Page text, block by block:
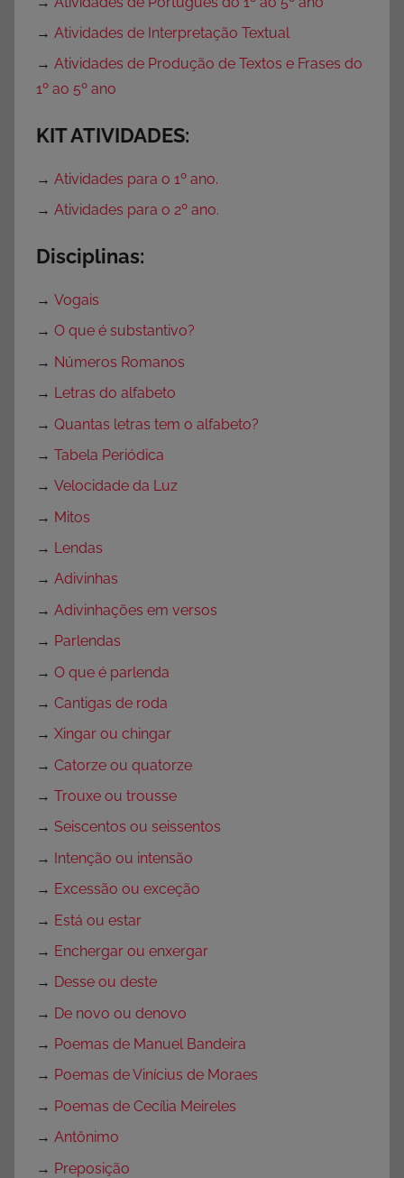
→ Atividades de Interpretação Textual
→ Atividades de Produção de Textos e Frases do
1º ao 5º ano
KIT ATIVIDADES:
→ Atividades para o 1º ano.
→ Atividades para o 2º ano.
Disciplinas:
→ Vogais
→ O que é substantivo?
→ Números Romanos
→ Letras do alfabeto
→ Quantas letras tem o alfabeto?
→ Tabela Periódica
→ Velocidade da Luz
→ Mitos
→ Lendas
→ Adivinhas
→ Adivinhações em versos
→ Parlendas
→ O que é parlenda
→ Cantigas de roda
→ Xingar ou chingar
→ Catorze ou quatorze
→ Trouxe ou trousse
→ Seiscentos ou seissentos
→ Intenção ou intensão
→ Excessão ou exceção
→ Está ou estar
→ Enchergar ou enxergar
→ Desse ou deste
→ De novo ou denovo
→ Poemas de Manuel Bandeira
→ Poemas de Vinícius de Moraes
→ Poemas de Cecília Meireles
→ Antônimo
→ Preposição